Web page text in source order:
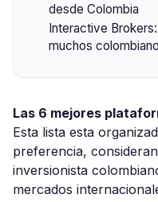
desde Colombia
Interactive
muchos
Las 6 mejores
Esta lista esta
preferencia,
inversionista
mercados